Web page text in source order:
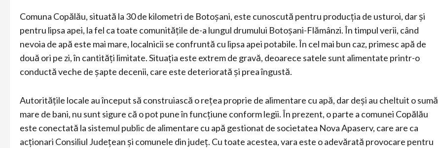
Comuna Copălău, situată la 30 de kilometri de Botoșani, este cunoscută pentru producția de usturoi, dar și
pentru lipsa apei, la fel ca toate comunitățile de-a lungul drumului Botoșani-Flămânzi. În timpul verii, când
nevoia de apă este mai mare, localnicii se confruntă cu lipsa apei potabile. În cel mai bun caz, primesc apă de
două ori pe zi, în cantități limitate. Situația este extrem de gravă, deoarece satele sunt alimentate printr-o
conductă veche de șapte decenii, care este deteriorată și prea îngustă.
Autoritățile locale au început să construiască o rețea proprie de alimentare cu apă, dar deși au cheltuit o sumă
mare de bani, nu sunt sigure că o pot pune în funcțiune conform legii. În prezent, o parte a comunei Copălău
este conectată la sistemul public de alimentare cu apă gestionat de societatea Nova Apaserv, care are ca
acționari Consiliul Județean și comunele din județ. Cu toate acestea, vara este o adevărată provocare pentru